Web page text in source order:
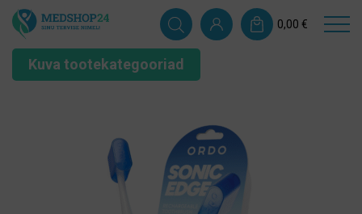
0,00 €
Kuva tootekategooriad